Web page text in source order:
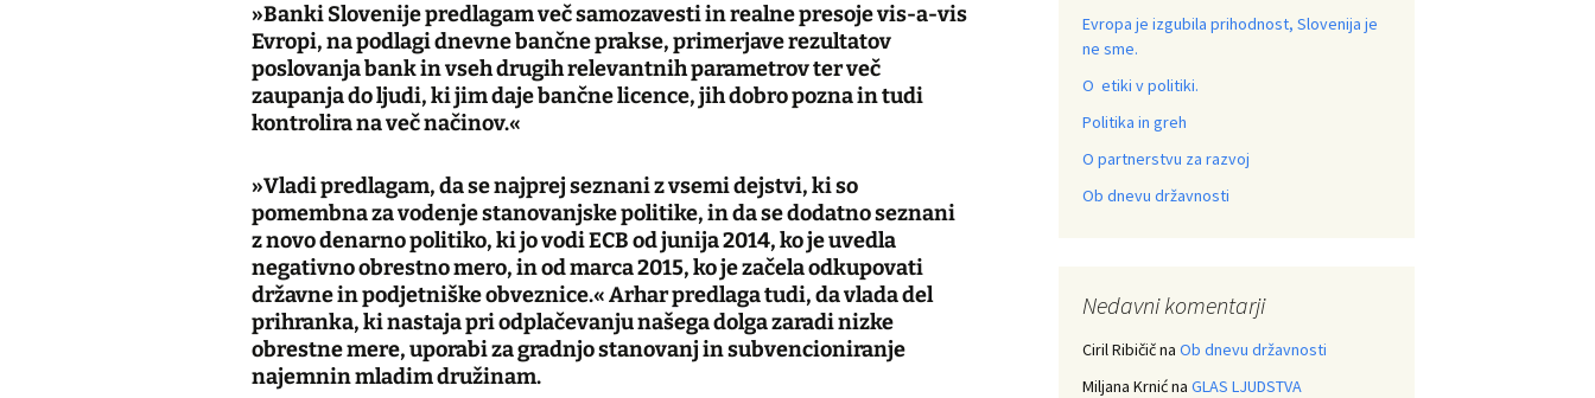
»Banki Slovenije predlagam več samozavesti in realne presoje vis-a-vis
Evropi, na podlagi dnevne bančne prakse, primerjave rezultatov
poslovanja bank in vseh drugih relevantnih parametrov ter več
zaupanja do ljudi, ki jim daje bančne licence, jih dobro pozna in tudi
kontrolira na več načinov.«
»Vladi predlagam, da se najprej seznani z vsemi dejstvi, ki so
pomembna za vodenje stanovanjske politike, in da se dodatno seznani
z novo denarno politiko, ki jo vodi ECB od junija 2014, ko je uvedla
negativno obrestno mero, in od marca 2015, ko je začela odkupovati
državne in podjetniške obveznice.« Arhar predlaga tudi, da vlada del
prihranka, ki nastaja pri odplačevanju našega dolga zaradi nizke
obrestne mere, uporabi za gradnjo stanovanj in subvencioniranje
najemnin mladim družinam.
Evropa je izgubila prihodnost, Slovenija je
ne sme.
O etiki v politiki.
Politika in greh
O partnerstvu za razvoj
Ob dnevu državnosti
Nedavni komentarji
Ciril Ribičična Ob dnevu državnosti
Miljana Krnićna GLAS LJUDSTVA